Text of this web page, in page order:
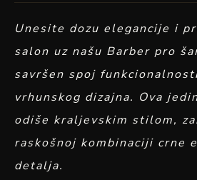
Unesite dozu elegancije i
salon uz našu Barber pro
savršen spoj
vrhunskog dizajna. Ova
odiše kraljevskim stilom,
raskošnoj kombinaciji crne
detalja.